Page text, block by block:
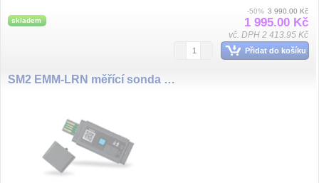
skladem
-50% 3 990.00 Kč
1 995.00 Kč
vč. DPH 2 413.95 Kč
Přidat do košíku
SM2 EMM-LRN měřící sonda LoRa